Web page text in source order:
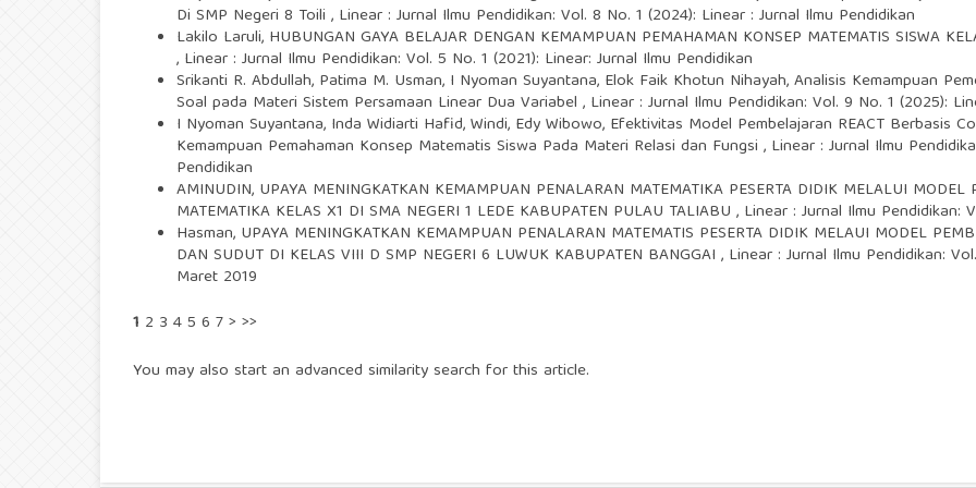
Di SMP Negeri 8 Toili , Linear : Jurnal Ilmu Pendidikan: Vol. 8 No. 1 (2024): Linear : Jurnal Ilmu Pendidikan
Lakilo Laruli, HUBUNGAN GAYA BELAJAR DENGAN KEMAMPUAN PEMAHAMAN KONSEP MATEMATIS SISWA
, Linear : Jurnal Ilmu Pendidikan: Vol. 5 No. 1 (2021): Linear: Jurnal Ilmu Pendidikan
Srikanti R. Abdullah, Patima M. Usman, I Nyoman Suyantana, Elok Faik Khotun Nihayah,Analisis Kemampuan
Soal pada Materi Sistem Persamaan Linear Dua Variabel , Linear : Jurnal Ilmu Pendidikan: Vol. 9 No. 1 (2025):
I Nyoman Suyantana, Inda Widiarti Hafid, Windi, Edy Wibowo, Efektivitas Model Pembelajaran REACT Berbasis
Kemampuan Pemahaman Konsep Matematis Siswa Pada Materi Relasi dan Fungsi , Linear : Jurnal Ilmu
Pendidikan
AMINUDIN, UPAYA MENINGKATKAN KEMAMPUAN PENALARAN MATEMATIKA PESERTA DIDIK MELALUI
MATEMATIKA KELAS X1 DI SMA NEGERI 1 LEDE KABUPATEN PULAU TALIABU , Linear : Jurnal Ilmu Pendidikan:
Hasman, UPAYA MENINGKATKAN KEMAMPUAN PENALARAN MATEMATIS PESERTA DIDIK MELAUI MODEL
DAN SUDUT DI KELAS VIII D SMP NEGERI 6 LUWUK KABUPATEN BANGGAI , Linear : Jurnal Ilmu Pendidikan:
Maret 2019
1 2 3 45 6 7> >>
You may also start an advanced similarity search for this article.